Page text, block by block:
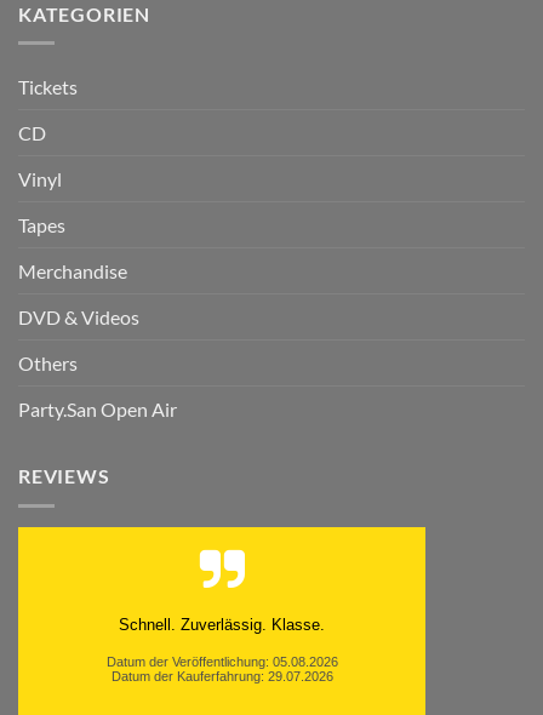
KATEGORIEN
Tickets
CD
Vinyl
Tapes
Merchandise
DVD & Videos
Others
Party.San Open Air
REVIEWS
Schnell. Zuverlässig. Klasse.
Datum der Veröffentlichung: 05.08.2026
Datum der Kauferfahrung: 29.07.2026